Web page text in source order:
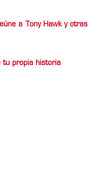
a Tony Hawk y otras
tu propia historia